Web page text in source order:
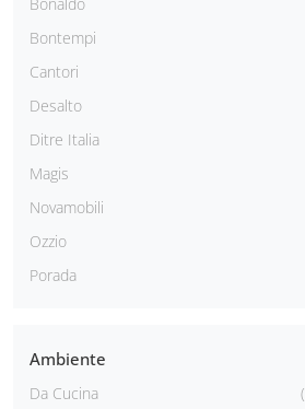
Bontempi
Cantori
Desalto
Ditre Italia
Magis
Novamobili
Ozzio
Porada
Ambiente
Da Cucina